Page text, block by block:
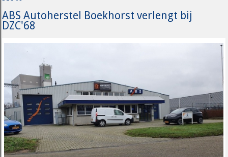
ABS Autoherstel Boekhorst verlengt bij
DZC'68